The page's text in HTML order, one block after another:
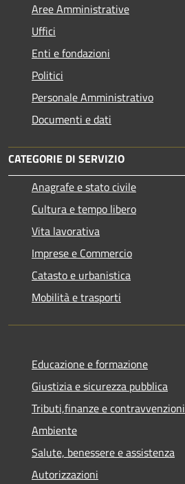
Aree Amministrative
Uffici
Enti e fondazioni
Politici
Personale Amministrativo
Documenti e dati
CATEGORIE DI SERVIZIO
Anagrafe e stato civile
Cultura e tempo libero
Vita lavorativa
Imprese e Commercio
Catasto e urbanistica
Mobilità e trasporti
Educazione e formazione
Giustizia e sicurezza pubblica
Tributi,finanze e contravvenzioni
Ambiente
Salute, benessere e assistenza
Autorizzazioni